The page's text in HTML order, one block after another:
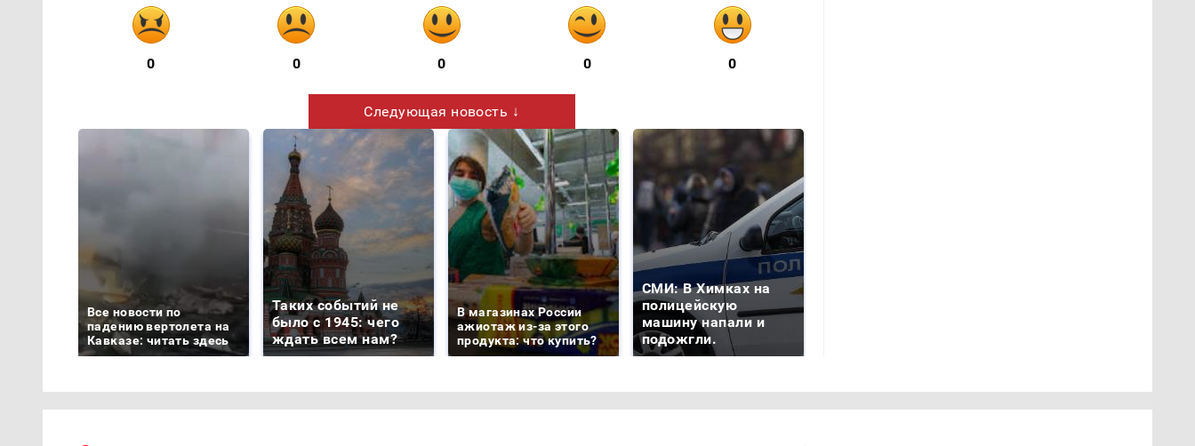
0 0 0 0 0
Следующая новость ↓
Все новости по
падению вертолета на
Кавказе: читать здесь
Таких событий не
было с 1945: чего
ждать всем нам?
В магазинах России
ажиотаж из-за этого
продукта: что купить?
СМИ: В Химках на
полицейскую
машину напали и
подожгли.